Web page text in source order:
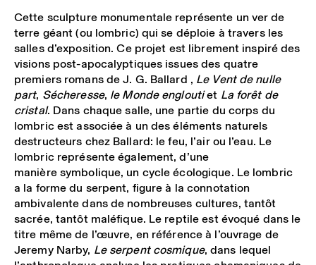
Cette sculpture monumentale représente un ver de
terre géant (ou lombric) qui se déploie à travers les
salles d’exposition. Ce projet est librement inspiré des
visions post-apocalyptiques issues des quatre
premiers romans de J. G. Ballard , Le Vent de nulle
part, Sécheresse, le Monde engloutiet La forêt de
cristal. Dans chaque salle, une partie du corps du
lombric est associée à un des éléments naturels
destructeurs chez Ballard: le feu, l’air ou l’eau. Le
lombric représente également, d’une
manière symbolique, un cycle écologique. Le lombric
a la forme du serpent, figure à la connotation
ambivalente dans de nombreuses cultures, tantôt
sacrée, tantôt maléfique. Le reptile est évoqué dans le
titre même de l’œuvre, en référence à l’ouvrage de
Jeremy Narby, Le serpent cosmique, dans lequel